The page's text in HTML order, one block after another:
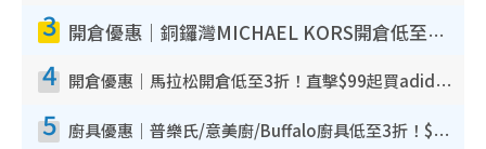
3 開倉優惠｜銅鑼灣MICHAEL KORS開倉低至17折！直擊$500起買手袋/銀包/鞋款 必買經典Jet Set系列
4 開倉優惠｜馬拉松開倉低至3折！直擊$99起買adidas／New Balance／Puma鞋款 STANLEY保溫杯劈價至$119起
5 廚具優惠｜普樂氏/意美廚/Buffalo廚具低至3折！$89起買煎鍋／炒鑊／個人鍋 同場小家電激減至$99起